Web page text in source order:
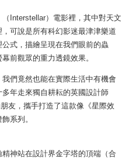
Interstellar）電影裡，其中對天文
可說是所有科幻影迷最津津樂道
式，描繪呈現在我們眼前的蟲
前觀眾的重力透鏡效果。
們竟然也能在實際生活中有機會
年走來獨自耕耘的英國設計師
友，攜手打造了這款像《星際效
系列。
神站在設計界金字塔的頂端（合